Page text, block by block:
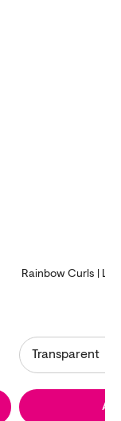
Rainbow Curls |